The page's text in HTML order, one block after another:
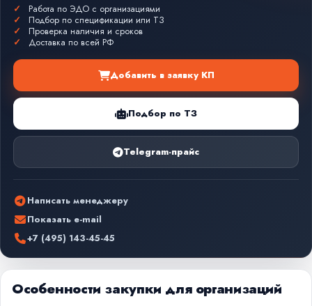
Работа по ЭДО с организациями
Подбор по спецификации или ТЗ
Проверка наличия и сроков
Доставка по всей РФ
Добавить в заявку КП
Подбор по ТЗ
Telegram-прайс
Написать менеджеру
Показать e-mail
+7 (495) 143-45-45
Особенности закупки для организаций